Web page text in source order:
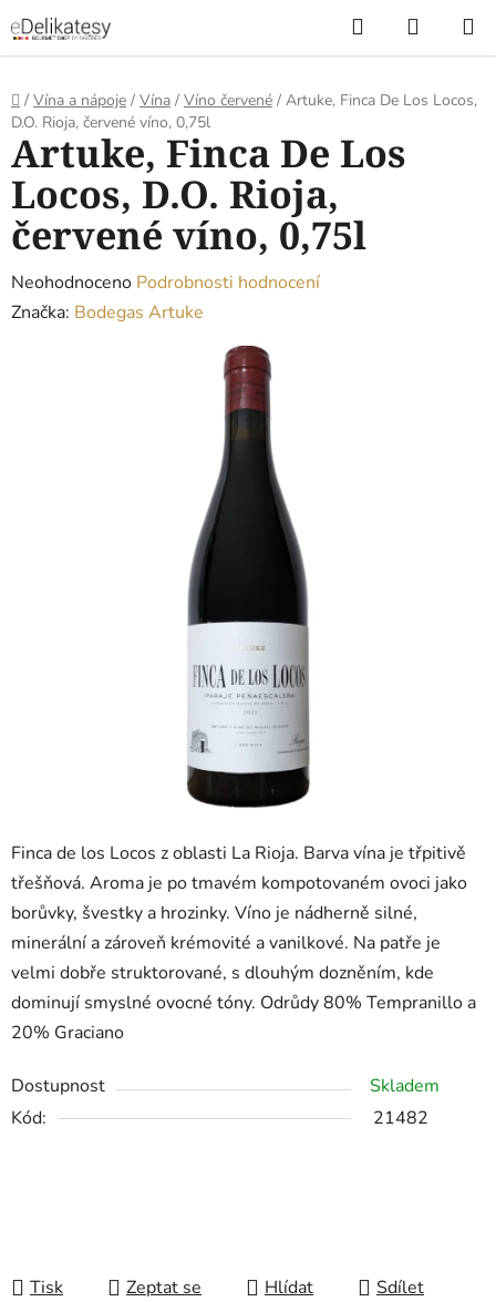
na
obsah
Hledat
KOŠÍK
Domů
/ Vína a nápoje / Vína / Víno červené / Artuke, Finca De Los Locos,
D.O. Rioja, červené víno, 0,75l
Finca de los Locos z oblasti La Rioja. Barva vína je třpitivě
třešňová. Aroma je po tmavém kompotovaném ovoci jako
borůvky, švestky a hrozinky. Víno je nádherně silné,
minerální a zároveň krémovité a vanilkové. Na patře je
velmi dobře struktorované, s dlouhým dozněním, kde
dominují smyslné ovocné tóny. Odrůdy 80% Tempranillo a
20% Graciano
Dostupnost
Skladem
Kód:
21482
Tisk Zeptat se Hlídat Sdílet
Artuke, Finca De Los
Locos, D.O. Rioja,
červené víno, 0,75l
Průměrné
hodnocení
Neohodnoceno Podrobnosti hodnocení
Značka: Bodegas Artuke